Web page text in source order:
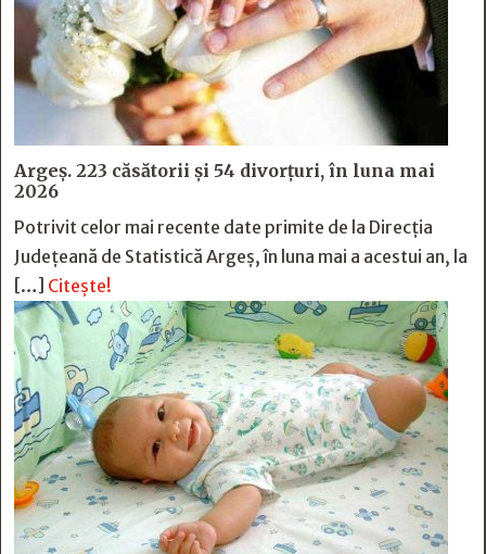
Argeș. 223 căsătorii și 54 divorțuri, în luna mai
2026
Potrivit celor mai recente date primite de la Direcția
Județeană de Statistică Argeș, în luna mai a acestui an, la
[…] Citește!